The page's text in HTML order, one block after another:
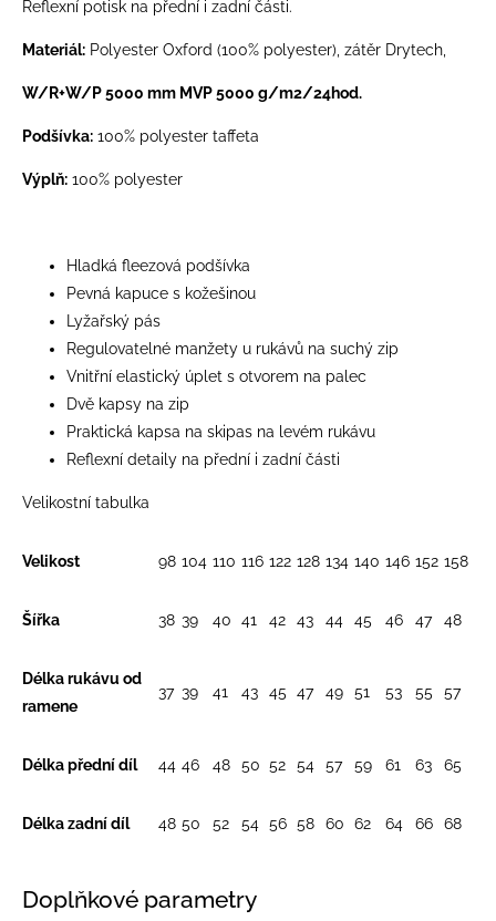
Reflexní potisk na přední i zadní části.
Materiál: Polyester Oxford (100% polyester), zátěr Drytech,
W/R+W/P 5000 mm MVP 5000 g/m2/24hod.
Podšívka: 100% polyester taffeta
Výplň: 100% polyester
Hladká fleezová podšívka
Pevná kapuce s kožešinou
Lyžařský pás
Regulovatelné manžety u rukávů na suchý zip
Vnitřní elastický úplet s otvorem na palec
Dvě kapsy na zip
Praktická kapsa na skipas na levém rukávu
Reflexní detaily na přední i zadní části
Velikostní tabulka
Velikost 98 104 110 116 122 128 134 140 146 152 158
Šířka 38 39 40 41 42 43 44 45 46 47 48
Délka rukávu od
ramene
37 39 41 43 45 47 49 51 53 55 57
Délka přední díl 44 46 48 50 52 54 57 59 61 63 65
Délka zadní díl 48 50 52 54 56 58 60 62 64 66 68
Doplňkové parametry